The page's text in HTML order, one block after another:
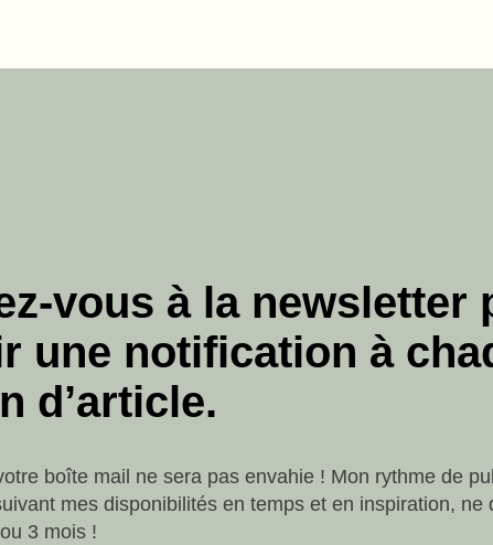
vous à la newsletter
une notification à
d’article.
boîte mail ne sera pas envahie ! Mon rythme de
mes disponibilités en temps et en inspiration, ne
3 mois !